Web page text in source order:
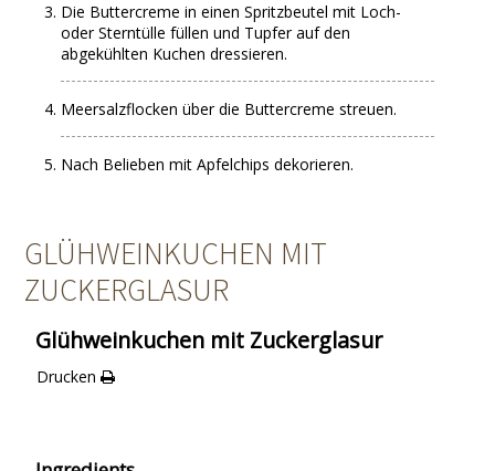
Die Buttercreme in einen Spritzbeutel mit Loch-
oder Sterntülle füllen und Tupfer auf den
abgekühlten Kuchen dressieren.
Meersalzflocken über die Buttercreme streuen.
Nach Belieben mit Apfelchips dekorieren.
GLÜHWEINKUCHEN MIT
ZUCKERGLASUR
Glühweinkuchen mit Zuckerglasur
Drucken